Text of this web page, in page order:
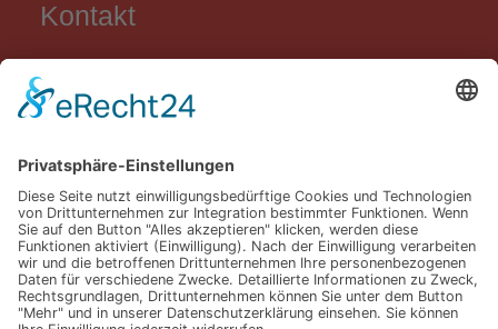
Kontakt
Grundschule Carl Orff
Lortzingweg 8
0871 / 96 58 58 50
0871 / 96 58 58 590
sekretariat@gs-carl-orff.de
LINKS